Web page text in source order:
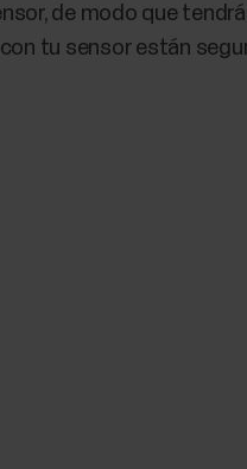
de modo que
tu sensor están